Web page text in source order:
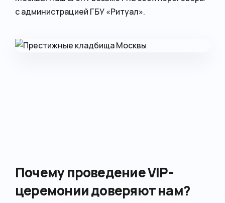
с администрацией ГБУ «Ритуал».
Почему проведение VIP-
церемонии доверяют нам?